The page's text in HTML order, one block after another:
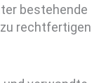
bestehende
rechtfertigen